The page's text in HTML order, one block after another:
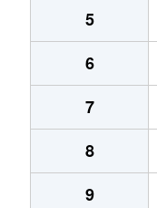
5
6
7
8
9